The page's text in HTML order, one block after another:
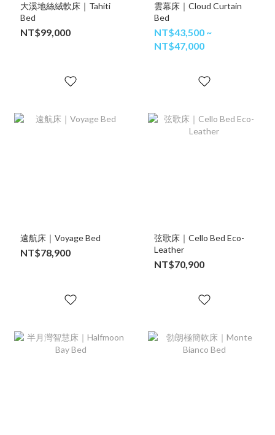
大溪地絲絨軟床｜Tahiti
Bed
NT$99,000
雲幕床｜Cloud Curtain
Bed
NT$43,500 ~
NT$47,000
遠航床｜Voyage Bed
NT$78,900
弦歌床｜Cello Bed Eco-
Leather
NT$70,900